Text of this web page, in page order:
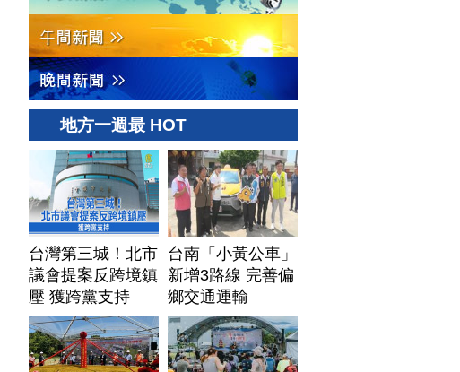
地方一週最 HOT
台灣第三城！北市
議會提案反跨境鎮
壓 獲跨黨支持
台南「小黃公車」
新增3路線 完善偏
鄉交通運輸